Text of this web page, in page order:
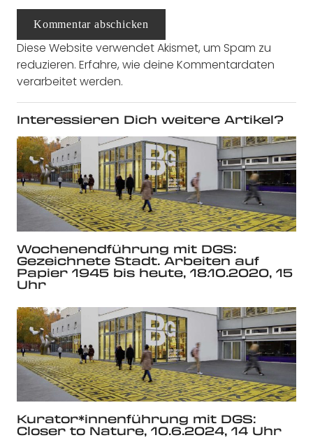
Kommentar abschicken
Diese Website verwendet Akismet, um Spam zu
reduzieren. Erfahre, wie deine Kommentardaten
verarbeitet werden.
Interessieren Dich weitere Artikel?
Wochenendführung mit DGS:
Gezeichnete Stadt. Arbeiten auf
Papier 1945 bis heute, 18.10.2020, 15
Uhr
Kurator*innenführung mit DGS:
Closer to Nature, 10.6.2024, 14 Uhr